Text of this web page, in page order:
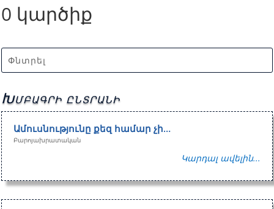
0 կարծիք
Խմբագրի ընտրանի
Ամուսնությունը քեզ համար չի…
Բարոյախրատական
Կարդալ ավելին...